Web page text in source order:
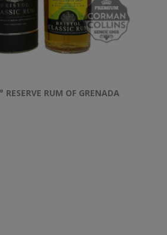
RESERVE RUM OF GRENADA